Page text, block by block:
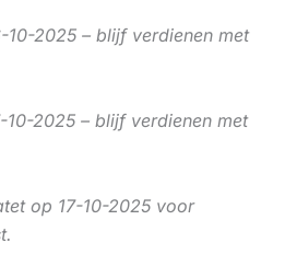
10-2025 – blijf verdienen met
10-2025 – blijf verdienen met
op 17-10-2025 voor